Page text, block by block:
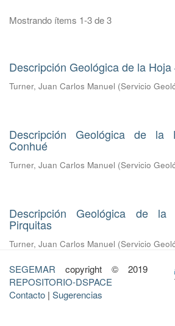
Mostrando ítems 1-3 de 3
Descripción Geológica de la Hoja
Turner, Juan Carlos Manuel (Servicio
Descripción Geológica de la
Conhué
Turner, Juan Carlos Manuel (Servicio
Descripción Geológica de
Pirquitas
Turner, Juan Carlos Manuel (Servicio
SEGEMAR copyright © 2019
REPOSITORIO-DSPACE
Contacto | Sugerencias